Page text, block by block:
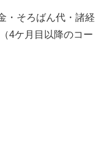
・そろばん代・諸経
4ケ月目以降のコー